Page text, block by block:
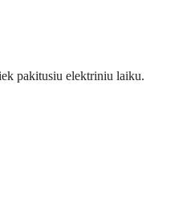
pakitusiu elektriniu laiku.